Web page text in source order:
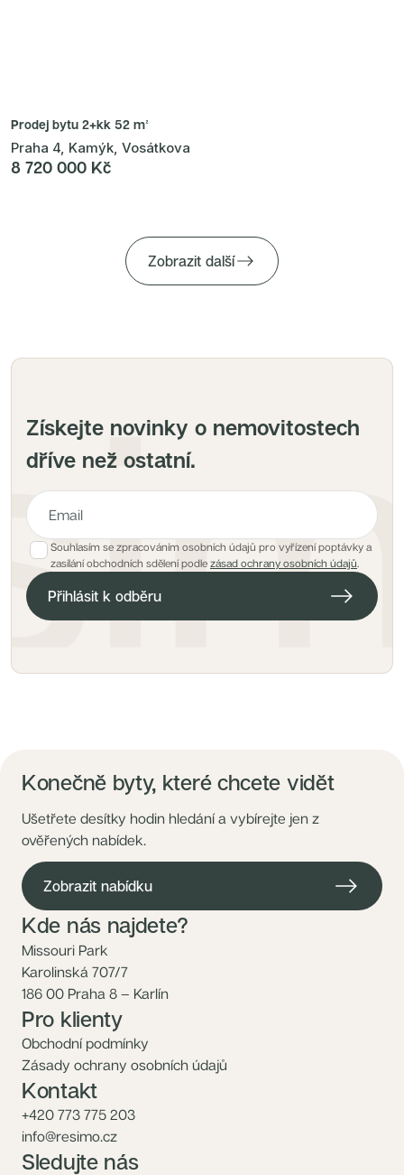
Prodej bytu 2+kk 52 m²
Praha 4, Kamýk, Vosátkova
8 720 000 Kč
Zobrazit další
Získejte novinky o nemovitostech
dříve než ostatní.
E-mailová adresa pro hlídacího psa
Souhlasím se zpracováním osobních údajů pro vyřízení poptávky a
zasílání obchodních sdělení podle zásad ochrany osobních údajů.
Přihlásit k odběru
Konečně byty, které chcete vidět
Ušetřete desítky hodin hledání a vybírejte jen z
ověřených nabídek.
Zobrazit nabídku
Kde nás najdete?
Missouri Park
Karolinská 707/7
186 00 Praha 8 – Karlín
Pro klienty
Obchodní podmínky
Zásady ochrany osobních údajů
Kontakt
+420 773 775 203
info@resimo.cz
Sledujte nás